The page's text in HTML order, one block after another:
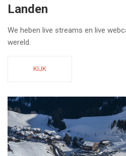
Landen
We heben live streams en live
wereld.
KIJK